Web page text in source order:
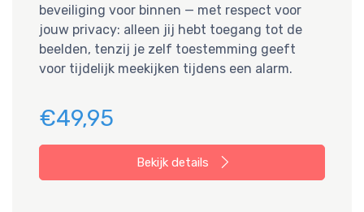
beveiliging voor binnen — met respect voor
jouw privacy: alleen jij hebt toegang tot de
beelden, tenzij je zelf toestemming geeft
voor tijdelijk meekijken tijdens een alarm.
€49,95
Bekijk details